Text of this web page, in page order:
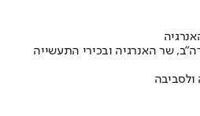
שר האנרגיה ובכירי התעשייה
ולסביבה